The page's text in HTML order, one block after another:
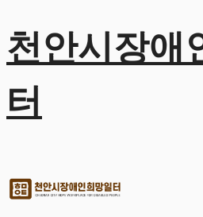
천안시장애
터